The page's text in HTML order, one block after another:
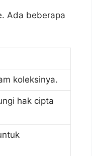
Ada beberapa
koleksinya.
hak cipta